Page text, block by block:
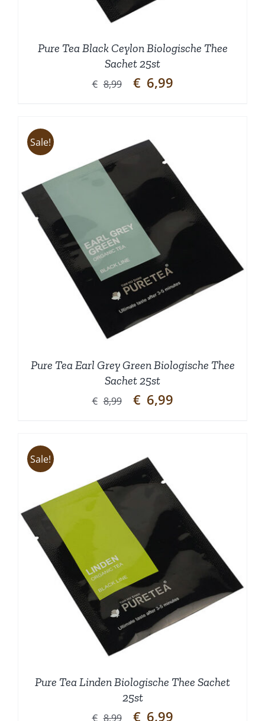
Pure Tea Black Ceylon Biologische Thee
Sachet 25st
€ 8,99
Oorspronkelijke
€ 6,99Huidige
Sale!
Pure Tea Earl Grey Green Biologische Thee
Sachet 25st
€ 8,99
Oorspronkelijke
€ 6,99Huidige
Sale!
Pure Tea Linden Biologische Thee Sachet
25st
€ 8,99
Oorspronkelijke
€ 6,99Huidige